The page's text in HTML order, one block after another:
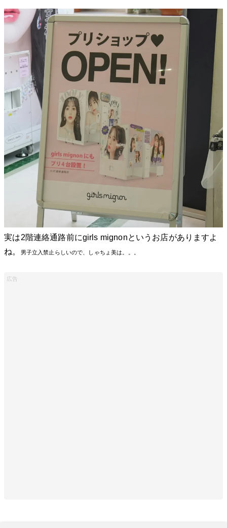
実は2階連絡通路前にgirls mignonというお店がありますよ
ね。
男子立入禁止らしいので、しゃちょ美は。。。